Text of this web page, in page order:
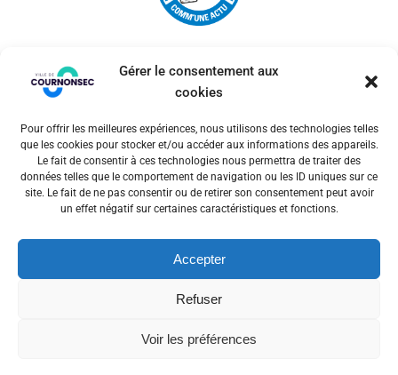
Gérer le consentement aux
cookies
Pour offrir les meilleures expériences, nous utilisons des technologies telles
que les cookies pour stocker et/ou accéder aux informations des appareils.
Le fait de consentir à ces technologies nous permettra de traiter des
données telles que le comportement de navigation ou les ID uniques sur ce
site. Le fait de ne pas consentir ou de retirer son consentement peut avoir
un effet négatif sur certaines caractéristiques et fonctions.
Accepter
Refuser
Voir les préférences
© 2026 Ville de Cournonsec. Un service proposé par
Comm'un Site
Mentions légales